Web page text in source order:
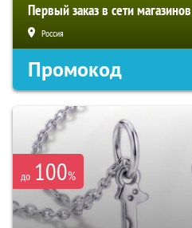
Первый заказ в сети
Россия
Промокод
до 100%